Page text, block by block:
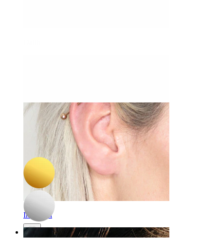
Industrial
-15%
Bodymod Premium
Scharnierring aus Titan mit gedrehter Form
10,12 €
11,90 €